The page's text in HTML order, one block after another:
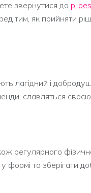
звернутися до
тим, як прийняти
лагідний і
славляться
регулярного
формі та зберігати